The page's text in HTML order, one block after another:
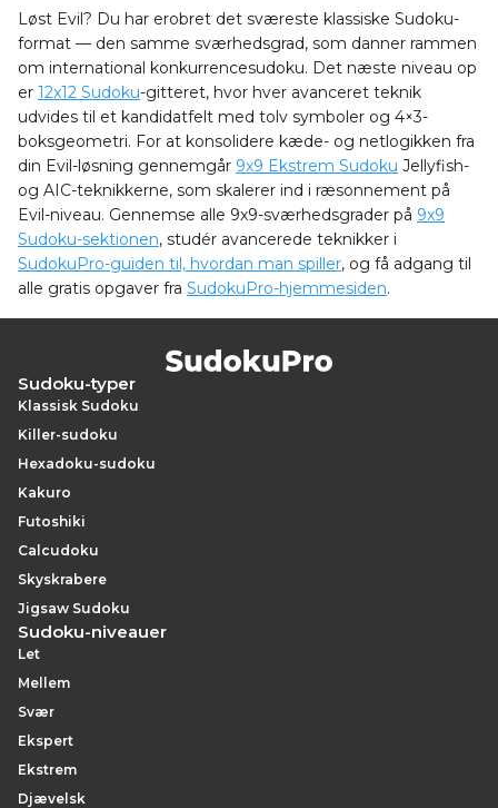
Løst Evil? Du har erobret det sværeste klassiske Sudoku-
format — den samme sværhedsgrad, som danner rammen
om international konkurrencesudoku. Det næste niveau op
er 12x12 Sudoku-gitteret, hvor hver avanceret teknik
udvides til et kandidatfelt med tolv symboler og 4×3-
boksgeometri. For at konsolidere kæde- og netlogikken fra
din Evil-løsning gennemgår 9x9 Ekstrem Sudoku Jellyfish-
og AIC-teknikkerne, som skalerer ind i ræsonnement på
Evil-niveau. Gennemse alle 9x9-sværhedsgrader på 9x9
Sudoku-sektionen, studér avancerede teknikker i
SudokuPro-guiden til, hvordan man spiller, og få adgang til
alle gratis opgaver fra SudokuPro-hjemmesiden.
Sudoku-typer
Klassisk Sudoku
Killer-sudoku
Hexadoku-sudoku
Kakuro
Futoshiki
Calcudoku
Skyskrabere
Jigsaw Sudoku
Sudoku-niveauer
Let
Mellem
Svær
Ekspert
Ekstrem
Djævelsk